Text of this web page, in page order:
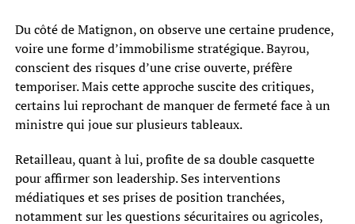
Du côté de Matignon, on observe une certaine prudence,
voire une forme d’immobilisme stratégique. Bayrou,
conscient des risques d’une crise ouverte, préfère
temporiser. Mais cette approche suscite des critiques,
certains lui reprochant de manquer de fermeté face à un
ministre qui joue sur plusieurs tableaux.
Retailleau, quant à lui, profite de sa double casquette
pour affirmer son leadership. Ses interventions
médiatiques et ses prises de position tranchées,
notamment sur les questions sécuritaires ou agricoles,